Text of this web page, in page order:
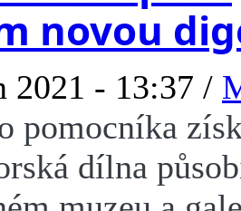
novou
2021 - 13:37 /
pomocníka
dílna